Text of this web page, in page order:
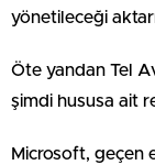
yönetileceği
Öte yandan Tel
şimdi hususa ait
Microsoft, geçen